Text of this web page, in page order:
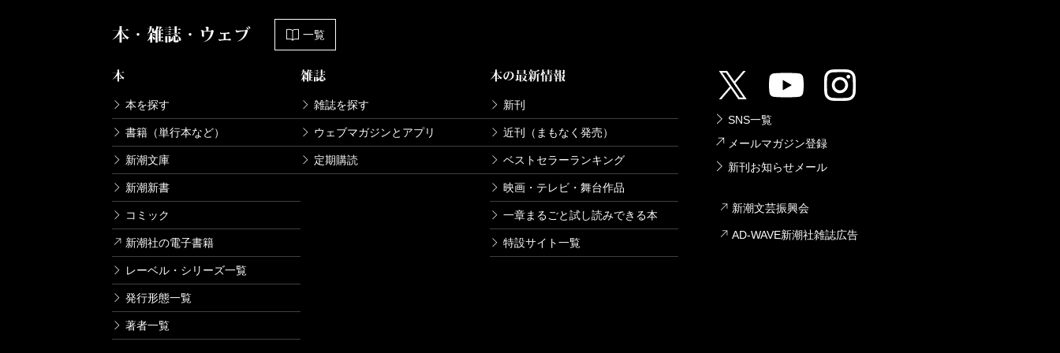
本・雑誌・ウェブ 一覧
本
本を探す
書籍（単行本など）
新潮文庫
新潮新書
コミック
新潮社の電子書籍
レーベル・シリーズ一覧
発行形態一覧
著者一覧
雑誌
雑誌を探す
ウェブマガジンとアプリ
定期購読
本の最新情報
新刊
近刊（まもなく発売）
ベストセラーランキング
映画・テレビ・舞台作品
一章まるごと試し読みできる本
特設サイト一覧
SNS一覧
メールマガジン登録
新刊お知らせメール
新潮文芸振興会
AD-WAVE新潮社雑誌広告